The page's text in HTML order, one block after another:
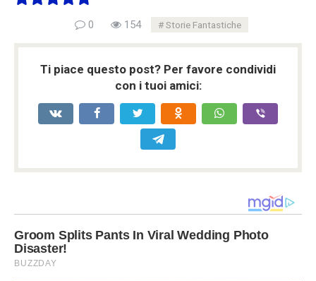
0 154 Storie Fantastiche
Ti piace questo post? Per favore condividi
con i tuoi amici: